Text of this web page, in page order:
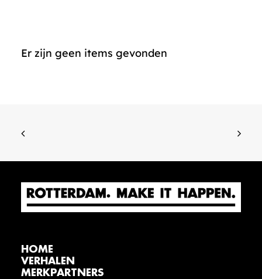
Er zijn geen items gevonden
HOME
VERHALEN
MERKPARTNERS